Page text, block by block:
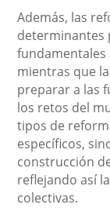
Además, las
determinantes
fundamentales
mientras que
preparar a las
los retos del
tipos de
específicos,
construcción
reflejando así
colectivas.